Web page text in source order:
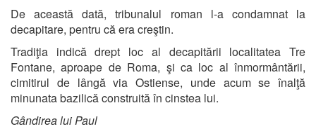
De această dată, tribunalul roman l-a condamnat la
decapitare, pentru că era creştin.
Tradiţia indică drept loc al decapitării localitatea Tre
Fontane, aproape de Roma, şi ca loc al înmormântării,
cimitirul de lângă via Ostiense, unde acum se înalţă
minunata bazilică construită în cinstea lui.
Gândirea lui Paul